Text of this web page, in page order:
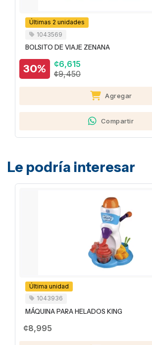
Últimas 2 unidades
1043569
BOLSITO DE VIAJE ZENANA
30%
¢6,615
¢9,450
Agregar
Compartir
Le podría interesar
Última unidad
1043936
MÁQUINA PARA HELADOS KING
¢8,995